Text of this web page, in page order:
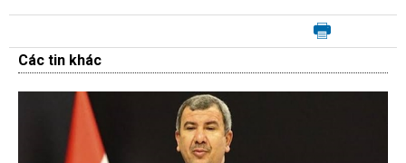
Các tin khác